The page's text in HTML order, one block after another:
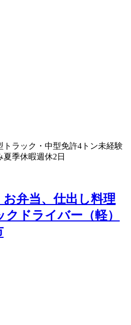
トラック・中型免許4トン未経験
夏季休暇週休2日
お弁当、仕出し料理
ドライバー（軽）